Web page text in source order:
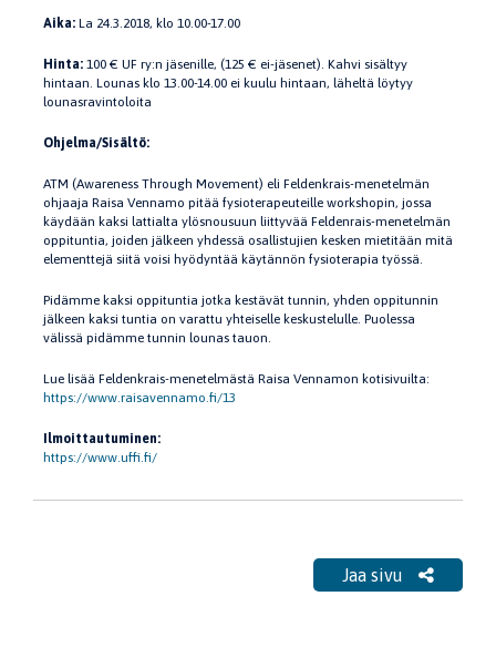
Aika: La 24.3.2018, klo 10.00-17.00
Hinta: 100 € UF ry:n jäsenille, (125 € ei-jäsenet). Kahvi sisältyy
hintaan. Lounas klo 13.00-14.00 ei kuulu hintaan, läheltä löytyy
lounasravintoloita
Ohjelma/Sisältö:
ATM (Awareness Through Movement) eli Feldenkrais-menetelmän
ohjaaja Raisa Vennamo pitää fysioterapeuteille workshopin, jossa
käydään kaksi lattialta ylösnousuun liittyvää Feldenrais-menetelmän
oppituntia, joiden jälkeen yhdessä osallistujien kesken mietitään mitä
elementtejä siitä voisi hyödyntää käytännön fysioterapia työssä.
Pidämme kaksi oppituntia jotka kestävät tunnin, yhden oppitunnin
jälkeen kaksi tuntia on varattu yhteiselle keskustelulle. Puolessa
välissä pidämme tunnin lounas tauon.
Lue lisää Feldenkrais-menetelmästä Raisa Vennamon kotisivuilta:
https://www.raisavennamo.fi/13
Ilmoittautuminen:
https://www.uffi.fi/
Jaa sivu